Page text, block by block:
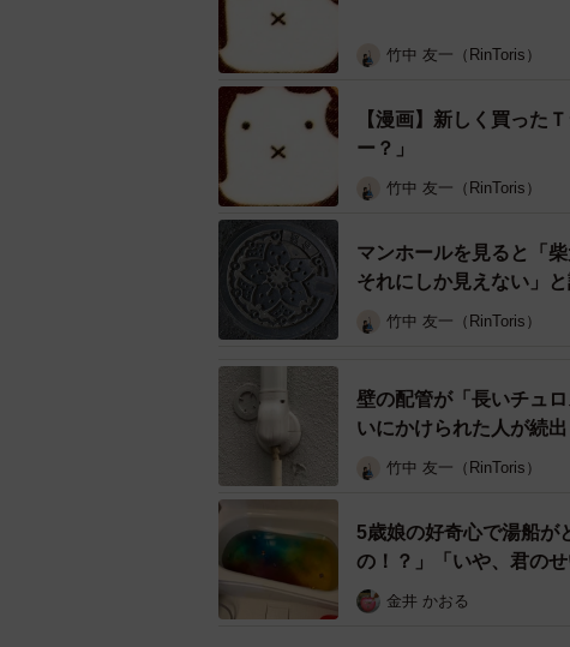
すごい発想力。さらに、娘さんからそ
見えなくなってしまいました。
リプ欄でも、同様の「呪い」にかかっ
「本当だ(*≧▽≦)私も呪いにかかっちゃっ
「あぁ…もう、そうとしか見えない！」
「確かにミッフィーに見えますね（・×
「確かにミッフィー好きのタヌキにしか
「今画面をたまたま覗き込んだうちの
ました」
といったコメントが寄せられています
「私には何故かゴールデンカムイの白
「昼という漢字を丸で囲って触覚を付
「カーネルサンダースのリボンが身体に
竹中 友一（RinToris）
【漫画】新しく買った
ー？」
竹中 友一（RinToris）
マンホールを見ると「
それにしか見えない」
竹中 友一（RinToris）
壁の配管が「長いチュ
いにかけられた人が続出
竹中 友一（RinToris）
5歳娘の好奇心で湯船が
の！？」「いや、君のせ
金井 かおる